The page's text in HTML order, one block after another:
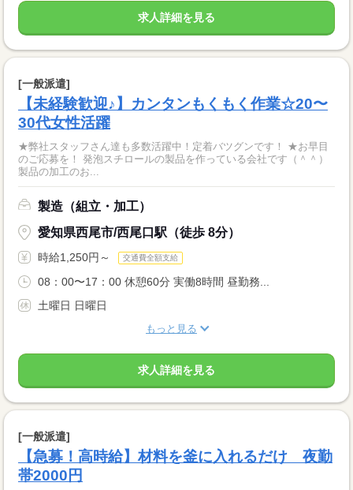
求人詳細を見る
[一般派遣]
【未経験歓迎♪】カンタンもくもく作業☆20〜
30代女性活躍
★弊社スタッフさん達も多数活躍中！定着バツグンです！ ★お早目
のご応募を！ 発泡スチロールの製品を作っている会社です（＾＾）
製品の加工のお...
製造（組立・加工）
愛知県西尾市/西尾口駅（徒歩 8分）
時給1,250円～ 交通費全額支給
08：00〜17：00 休憩60分 実働8時間 昼勤務...
土曜日 日曜日
もっと見る
求人詳細を見る
[一般派遣]
【急募！高時給】材料を釜に入れるだけ 夜勤
帯2000円